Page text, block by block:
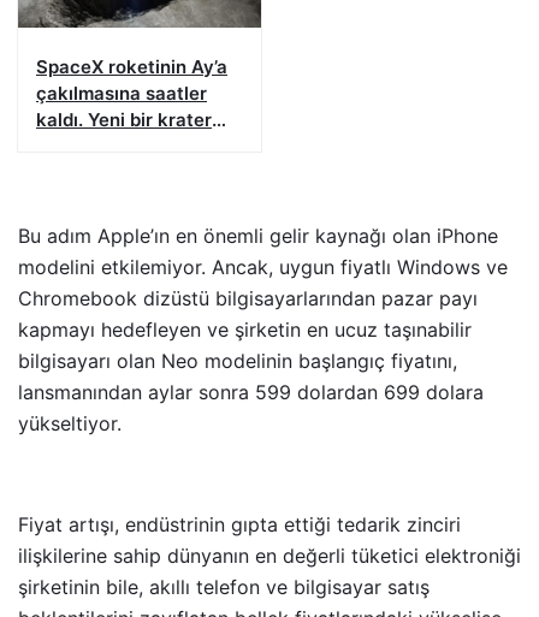
SpaceX roketinin Ay’a
çakılmasına saatler
kaldı. Yeni bir krater
Bu adım Apple’ın en önemli gelir kaynağı olan iPhone
modelini etkilemiyor. Ancak, uygun fiyatlı Windows ve
Chromebook dizüstü bilgisayarlarından pazar payı
kapmayı hedefleyen ve şirketin en ucuz taşınabilir
bilgisayarı olan Neo modelinin başlangıç fiyatını,
lansmanından aylar sonra 599 dolardan 699 dolara
yükseltiyor.
Fiyat artışı, endüstrinin gıpta ettiği tedarik zinciri
ilişkilerine sahip dünyanın en değerli tüketici elektroniği
şirketinin bile, akıllı telefon ve bilgisayar satış